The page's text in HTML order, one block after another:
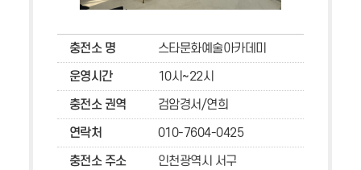
충전소 명
스타문화예술아카데미
운영시간
10시~22시
충전소 권역
검암경서/연희
연락처
010-7604-0425
충전소 주소
인천광역시 서구